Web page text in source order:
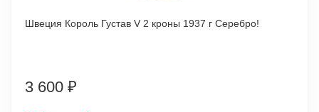
Швеция Король Густав V 2 кроны 1937 г Серебро!
3 600 ₽